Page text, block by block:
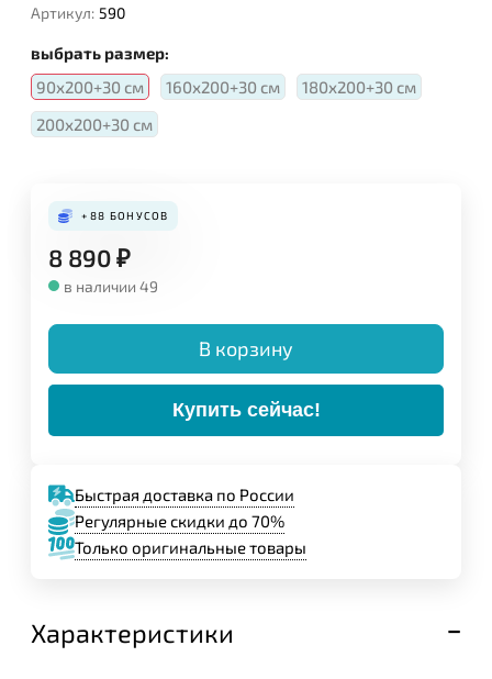
Артикул: 590
выбрать размер:
90х200+30 см
160х200+30 см
180х200+30 см
200х200+30 см
+88 БОНУСОВ
8 890₽
в наличии 49
В корзину
Купить сейчас!
Быстрая доставка по России
Регулярные скидки до 70%
Только оригинальные товары
Характеристики